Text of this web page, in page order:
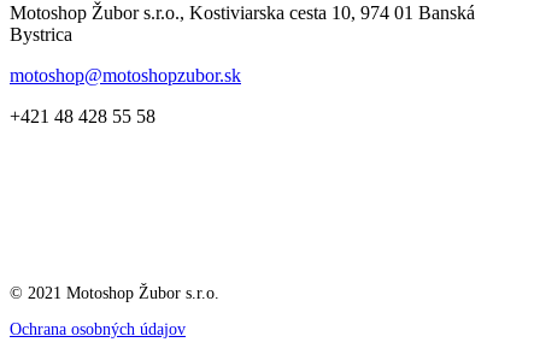
Motoshop Žubor s.r.o., Kostiviarska cesta 10, 974 01 Banská
Bystrica
motoshop@motoshopzubor.sk
+421 48 428 55 58
© 2021 Motoshop Žubor s.r.o.
Ochrana osobných údajov